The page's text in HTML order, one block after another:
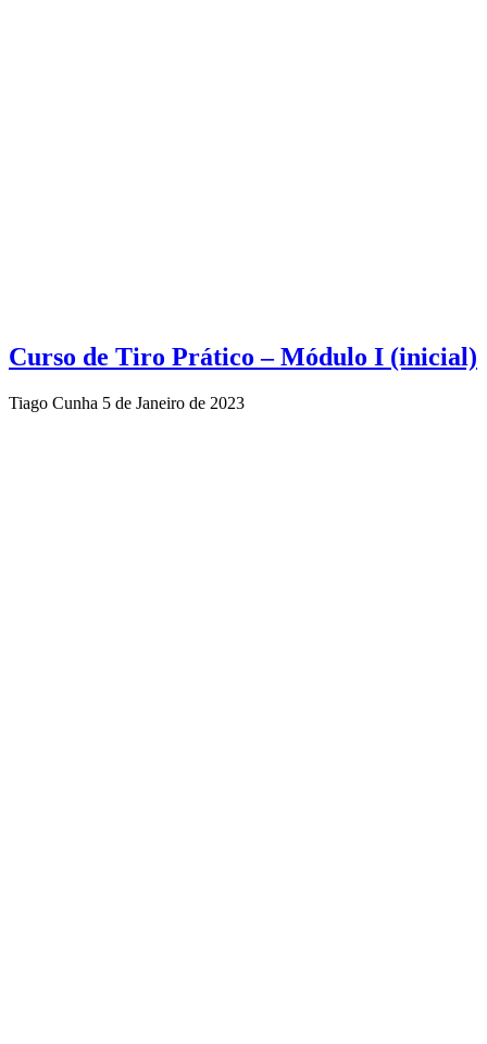
Curso de Tiro Prático – Módulo I (inicial)
Tiago Cunha 5 de Janeiro de 2023